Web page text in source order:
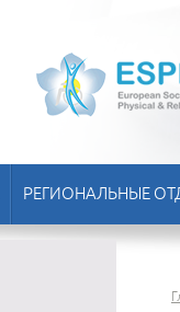
РЕГИОНАЛЬНЫЕ